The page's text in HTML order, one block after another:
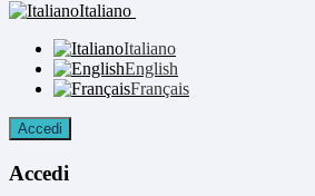
Italiano
Italiano
English
Français
Accedi
Accedi